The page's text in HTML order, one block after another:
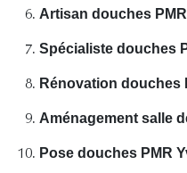
Artisan douches
Spécialiste douches
Rénovation douches
Aménagement salle
Pose douches PMR